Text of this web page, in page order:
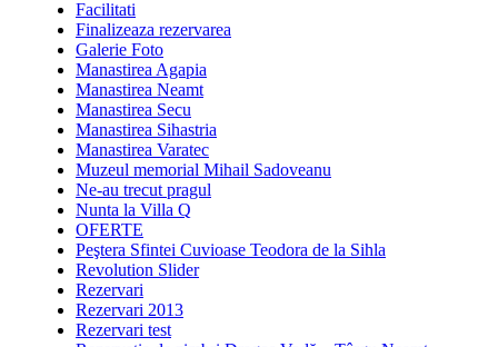
Facilitati
Finalizeaza rezervarea
Galerie Foto
Manastirea Agapia
Manastirea Neamt
Manastirea Secu
Manastirea Sihastria
Manastirea Varatec
Muzeul memorial Mihail Sadoveanu
Ne-au trecut pragul
Nunta la Villa Q
OFERTE
Peştera Sfintei Cuvioase Teodora de la Sihla
Revolution Slider
Rezervari
Rezervari 2013
Rezervari test